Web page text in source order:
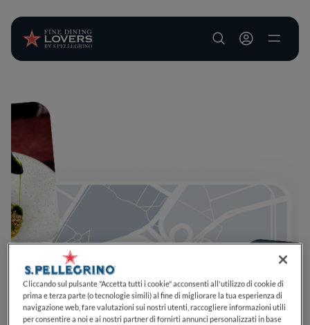
User account
Cliccando sul pulsante "Accetta tutti i cookie" acconsenti all'utilizzo di cookie di
prima e terza parte (o tecnologie simili) al fine di migliorare la tua esperienza di
navigazione web, fare valutazioni sui nostri utenti, raccogliere informazioni utili
per consentire a noi e ai nostri partner di fornirti annunci personalizzati in base